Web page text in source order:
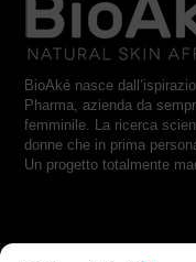
BioAké nasce
Pharma, azienda da
femminile. La ricerca
donne che in prima
Un progetto totalmente
RESTA